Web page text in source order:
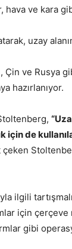
hava ve kara
uzay
Çin ve Rusya
hazırlanıyor.
için de
ilgili
için çerçeve
gibi